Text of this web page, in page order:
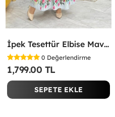
İpek Tesettür Elbise Mavi Mavi
0 Değerlendirme
1,799.00 TL
SEPETE EKLE